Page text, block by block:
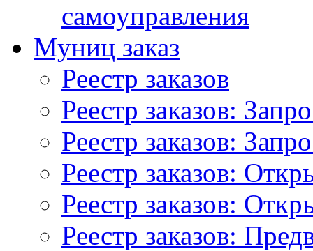
самоуправления
Муниц заказ
Реестр заказов
Реестр заказов:
Реестр заказов:
Реестр заказов:
Реестр заказов:
Реестр заказов: